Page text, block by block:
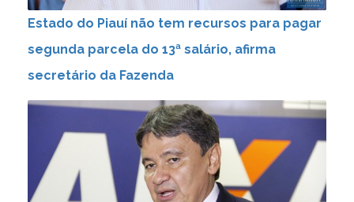
Estado do Piauí não tem recursos para pagar
segunda parcela do 13ª salário, afirma
secretário da Fazenda